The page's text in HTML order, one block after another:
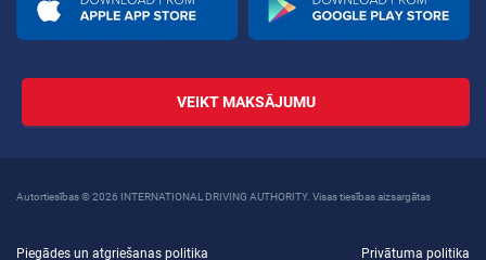
VEIKT MAKSĀJUMU
Autortiesības © 2026 INTERNATIONAL DRIVING AUTHORITY. Visas tiesības aizsargātas
Piegādes un atgriešanas politika Privātuma politika